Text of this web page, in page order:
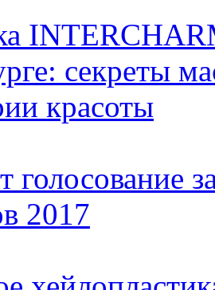
секреты
красоты
голосование
2017